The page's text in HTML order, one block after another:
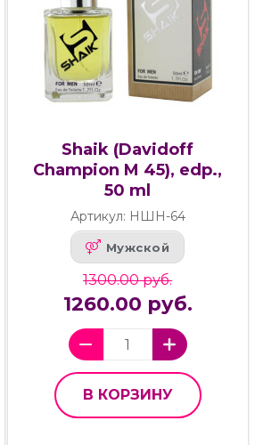
Shaik (Davidoff
Champion M 45), edp.,
50 ml
Артикул: НШН-64
Мужской
1300.00 руб.
1260.00 руб.
В КОРЗИНУ